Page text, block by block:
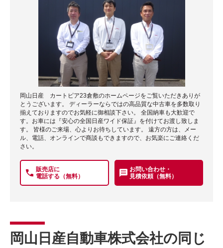
岡山日産 カートピア23倉敷のホームページをご覧いただきありが
とうございます。 ディーラーならではの高品質な中古車を多数取り
揃えておりますのでお気軽に御相談下さい。 全国納車も大歓迎で
す。お車には『安心の全国日産ワイド保証』を付けてお渡し致しま
す。 皆様のご来場、心よりお待ちしています。 遠方の方は、メー
ル、電話、オンラインで商談もできますので、お気楽にご連絡くだ
さい。
販売店に
電話する（無料）
お問い合わせ・
見積依頼（無料）
岡山日産自動車株式会社の同じ